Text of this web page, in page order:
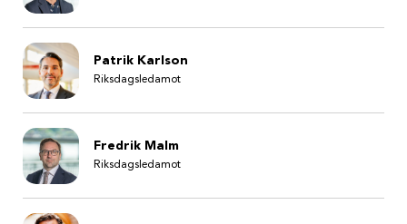
Patrik Karlson
Riksdagsledamot
Fredrik Malm
Riksdagsledamot